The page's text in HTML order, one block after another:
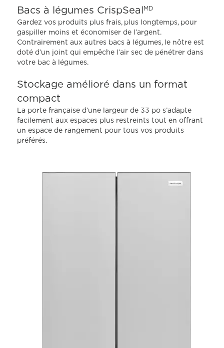
Lien
vers
la
même
page.
Bacs à légumes CrispSealMD
Gardez vos produits plus frais, plus longtemps, pour
gaspiller moins et économiser de l’argent.
Contrairement aux autres bacs à légumes, le nôtre est
doté d’un joint qui empêche l’air sec de pénétrer dans
votre bac à légumes.
Stockage amélioré dans un format
compact
La porte française d’une largeur de 33 po s’adapte
facilement aux espaces plus restreints tout en offrant
un espace de rangement pour tous vos produits
préférés.